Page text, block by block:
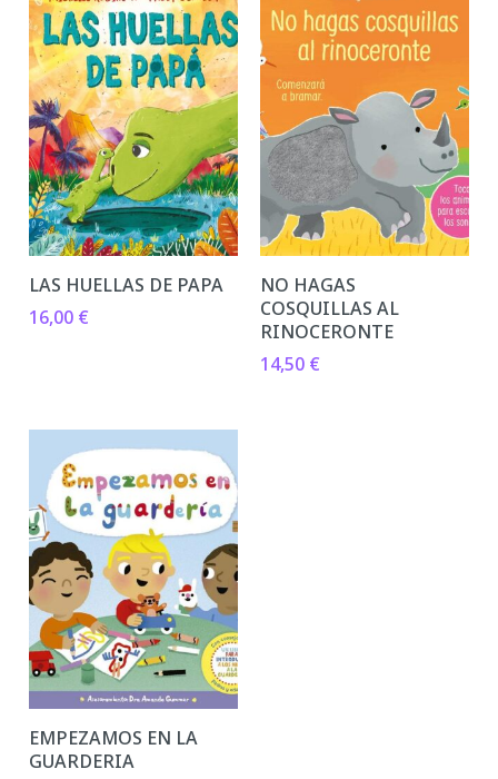
LAS HUELLAS DE PAPA
16,00 €
NO HAGAS
COSQUILLAS AL
RINOCERONTE
14,50 €
EMPEZAMOS EN LA
GUARDERIA